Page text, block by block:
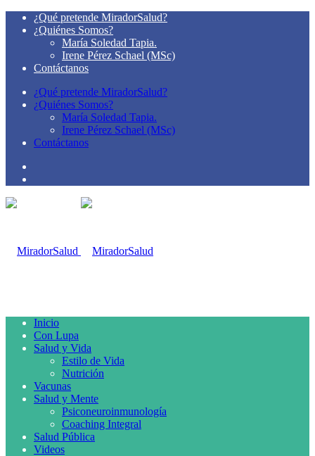
¿Qué pretende MiradorSalud?
¿Quiénes Somos?
María Soledad Tapia.
Irene Pérez Schael (MSc)
Contáctanos
¿Qué pretende MiradorSalud?
¿Quiénes Somos?
María Soledad Tapia.
Irene Pérez Schael (MSc)
Contáctanos
Inicio
Con Lupa
Salud y Vida
Estilo de Vida
Nutrición
Vacunas
Salud y Mente
Psiconeuroinmunología
Coaching Integral
Salud Pública
Videos